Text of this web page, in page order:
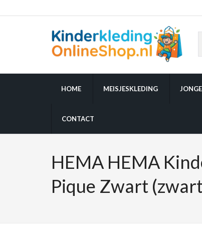
HOME MEISJESKLEDING
CONTACT
HEMA HEMA
Pique Zwart